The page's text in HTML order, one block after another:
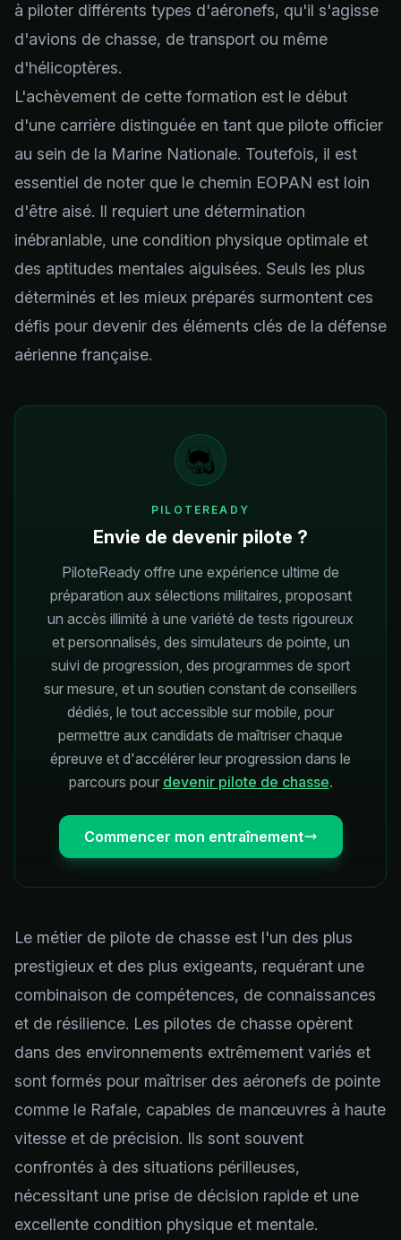
à piloter différents types d'aéronefs, qu'il s'agisse
d'avions de chasse, de transport ou même
d'hélicoptères.
L'achèvement de cette formation est le début
d'une carrière distinguée en tant que pilote officier
au sein de la Marine Nationale. Toutefois, il est
essentiel de noter que le chemin EOPAN est loin
d'être aisé. Il requiert une détermination
inébranlable, une condition physique optimale et
des aptitudes mentales aiguisées. Seuls les plus
déterminés et les mieux préparés surmontent ces
défis pour devenir des éléments clés de la défense
aérienne française.
PILOTEREADY
Envie de devenir pilote ?
PiloteReady offre une expérience ultime de
préparation aux sélections militaires, proposant
un accès illimité à une variété de tests rigoureux
et personnalisés, des simulateurs de pointe, un
suivi de progression, des programmes de sport
sur mesure, et un soutien constant de conseillers
dédiés, le tout accessible sur mobile, pour
permettre aux candidats de maîtriser chaque
épreuve et d'accélérer leur progression dans le
parcours pour devenir pilote de chasse.
Commencer mon entraînement
Le métier de pilote de chasse est l'un des plus
prestigieux et des plus exigeants, requérant une
combinaison de compétences, de connaissances
et de résilience. Les pilotes de chasse opèrent
dans des environnements extrêmement variés et
sont formés pour maîtriser des aéronefs de pointe
comme le Rafale, capables de manœuvres à haute
vitesse et de précision. Ils sont souvent
confrontés à des situations périlleuses,
nécessitant une prise de décision rapide et une
excellente condition physique et mentale.